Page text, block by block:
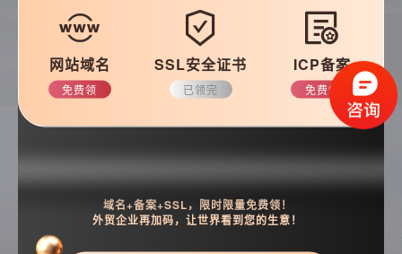
常见问题
建站技巧
网站域名
免费领
SSL安全证书
已领完
ICP备案
免费领
域名+备案+SSL，限时限量免费领！
外贸企业再加码，让世界看到您的生意！